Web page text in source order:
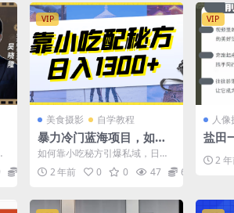
12.9
VIP
美食摄影 自学教程
暴力冷门蓝海项目，如何
靠小吃配秘方，日入1300
+
如何靠小吃秘方引爆私域，日入1
300+（附配方资源） 课程介绍：
大家好，今天给...
2 年前 0 0 47 6.9
VIP
人像
盐田
2